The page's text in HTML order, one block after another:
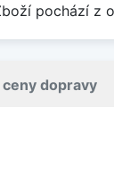
pochází z
dopravy